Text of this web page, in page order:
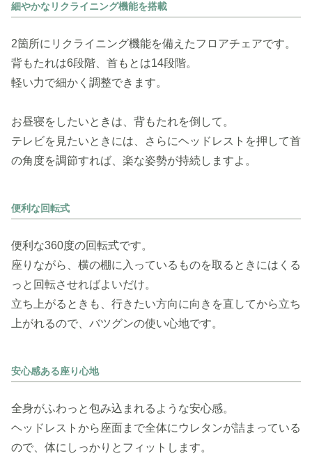
細やかなリクライニング機能を搭載
2箇所にリクライニング機能を備えたフロアチェアです。
背もたれは6段階、首もとは14段階。
軽い力で細かく調整できます。
お昼寝をしたいときは、背もたれを倒して。
テレビを見たいときには、さらにヘッドレストを押して首
の角度を調節すれば、楽な姿勢が持続しますよ。
便利な回転式
便利な360度の回転式です。
座りながら、横の棚に入っているものを取るときにはくる
っと回転させればよいだけ。
立ち上がるときも、行きたい方向に向きを直してから立ち
上がれるので、バツグンの使い心地です。
安心感ある座り心地
全身がふわっと包み込まれるような安心感。
ヘッドレストから座面まで全体にウレタンが詰まっている
ので、体にしっかりとフィットします。